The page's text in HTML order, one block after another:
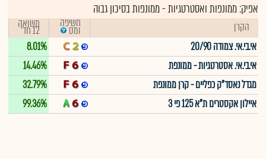
אפיק:ממונפות ואסטרטגיות-ממונפות בסיכון גבוה
הקרן חשיפה
ומס תשואה
12 חד'
אי.בי.אי. צמודה 20/90
8.01%
אי.בי.אי. אסטרטגיות - ממונפת
14.46%
מגדל נאסד"ק כפליים - קרן ממונפת
32.79%
איילון אקסטרים ת"א 125 פי 3
99.36%